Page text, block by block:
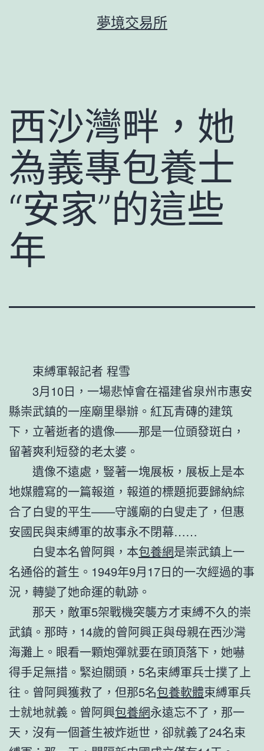
容
夢境交易所
西沙灣畔，她
為義專包養士
“安家”的這些
年
束縛軍報記者 程雪
3月10日，一場悲悼會在福建省泉州市惠安
縣崇武鎮的一座廟里舉辦。紅瓦青磚的建筑
下，立著逝者的遺像——那是一位頭發斑白，
留著爽利短發的老太婆。
遺像不遠處，豎著一塊展板，展板上是本
地媒體寫的一篇報道，報道的標題扼要歸納綜
合了白叟的平生——守護廟的白叟走了，但惠
安國民與束縛軍的故事永不閉幕……
白叟本名曾阿興，本包養網是崇武鎮上一
名通俗的蒼生。1949年9月17日的一次經過的事
況，轉變了她命運的軌跡。
那天，敵軍5架戰機突襲方才束縛不久的崇
武鎮。那時，14歲的曾阿興正與母親在西沙灣
海灘上。眼看一顆炮彈就要在頭頂落下，她嚇
得手足無措。緊迫關頭，5名束縛軍兵士撲了上
往。曾阿興獲救了，但那5名包養軟體束縛軍兵
士就地就義。曾阿興包養網永遠忘不了，那一
天，沒有一個蒼生被炸逝世，卻就義了24名束